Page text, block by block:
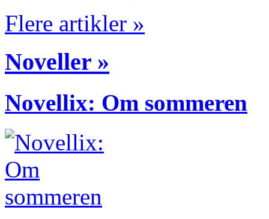
Flere artikler »
Noveller »
Novellix: Om sommeren